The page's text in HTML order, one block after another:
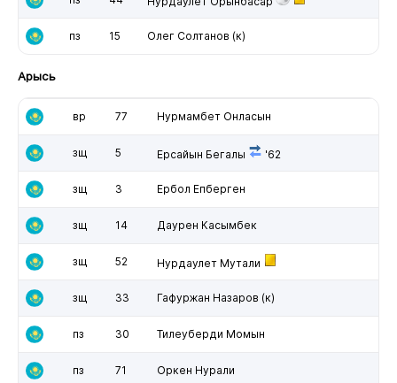
пз 15 Олег Солтанов (к)
Арысь
вр 77 Нурмамбет Онласын
зщ 5 Ерсайын Бегалы '62
зщ 3 Ербол Епберген
зщ 14 Даурен Касымбек
зщ 52 Нурдаулет Мутали
зщ 33 Гафуржан Назаров (к)
пз 30 Тилеуберди Момын
пз 71 Оркен Нурали